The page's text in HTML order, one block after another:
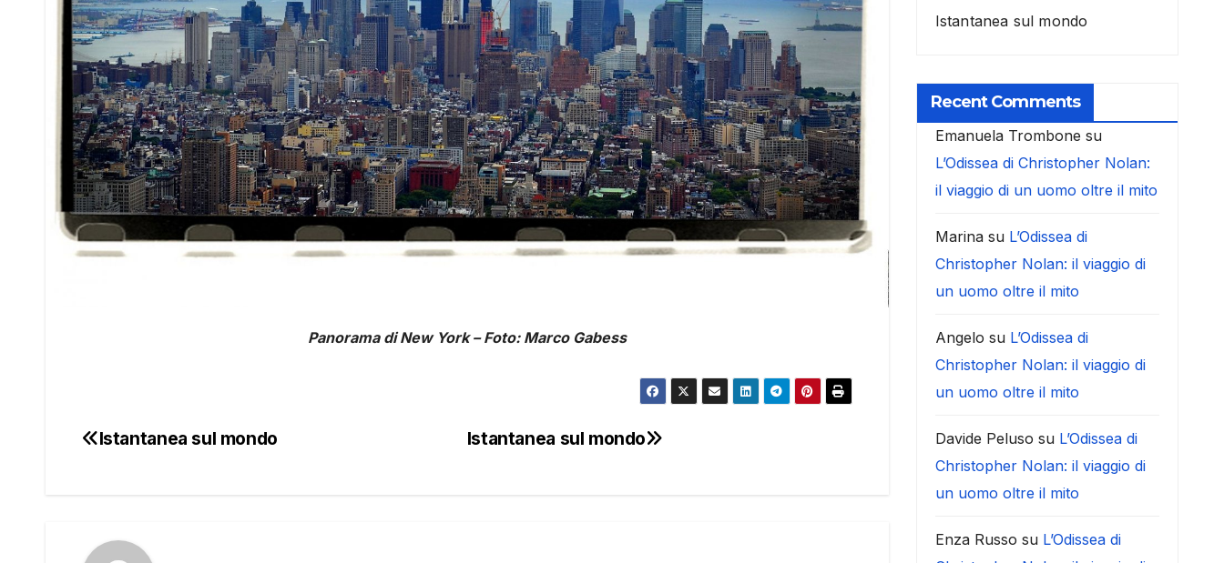
Panorama di New York – Foto: Marco Gabess
Navigazione
Istantanea sul mondo
Istantanea sul mondo
Istantanea sul mondo
Recent Comments
Emanuela Trombone su
L’Odissea di Christopher Nolan:
il viaggio di un uomo oltre il mito
Marinasu L’Odissea di
Christopher Nolan: il viaggio di
un uomo oltre il mito
Angelo su L’Odissea di
Christopher Nolan: il viaggio di
un uomo oltre il mito
Davide Peluso su L’Odissea di
Christopher Nolan: il viaggio di
un uomo oltre il mito
Enza Russo su L’Odissea di